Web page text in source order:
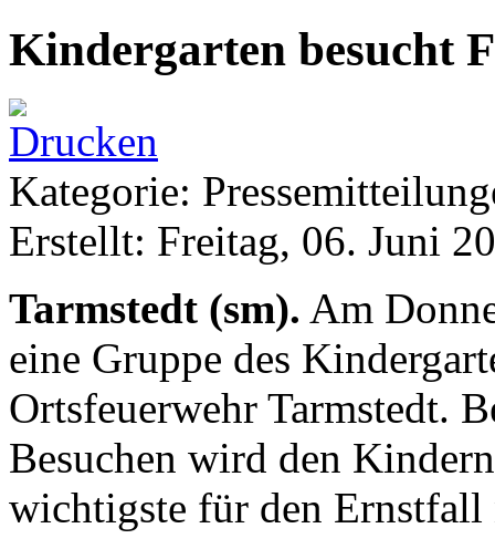
Kindergarten besucht
Kategorie:
Erstellt: Freitag, 06. Juni
Tarmstedt (sm). Am
eine Gruppe des
Ortsfeuerwehr Tarmstedt.
Besuchen wird den
wichtigste für den Ernstfall